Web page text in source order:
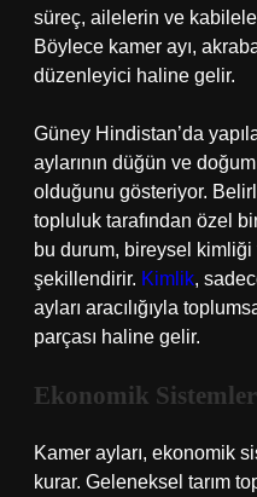
süreç, ailelerin ve
Böylece kamer ayı,
düzenleyici haline gelir.
Güney Hindistan’da
aylarının düğün ve
olduğunu gösteriyor.
topluluk tarafından özel
bu durum, bireysel
şekillendirir. Kimlik,
ayları aracılığıyla
parçası haline gelir.
Ekonomik
Kamer ayları, ekonomik
kurar. Geleneksel tarım